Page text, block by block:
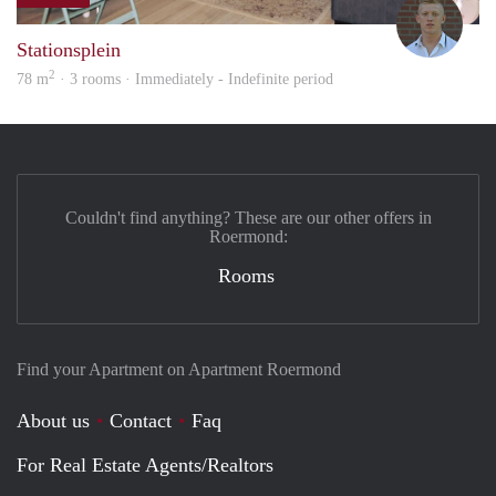
Stationsplein
78 m2 · 3 rooms · Immediately - Indefinite period
Find your Apartment on Apartment Roermond
About us Contact
Faq
For Real Estate Agents/Realtors
Couldn't find anything? These are our other offers in
Roermond:
Rooms